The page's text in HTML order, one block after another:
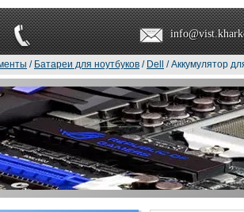
/ Батареи для ноутбуков / Dell / Аккумулятор